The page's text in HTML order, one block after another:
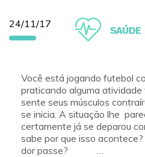
24/11/17 SAÚDE
Você está jogando futebol
praticando alguma
sente seus músculos
se inicia. A situação lhe
certamente já se deparou
sabe por que isso
dor passe? …